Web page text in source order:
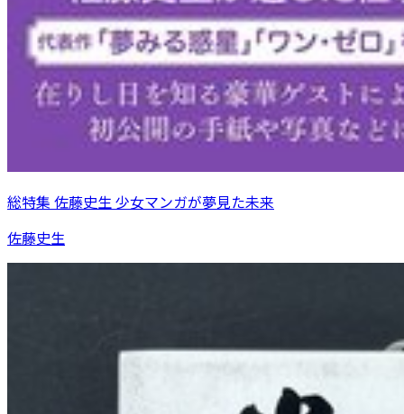
総特集 佐藤史生 少女マンガが夢見た未来
佐藤史生